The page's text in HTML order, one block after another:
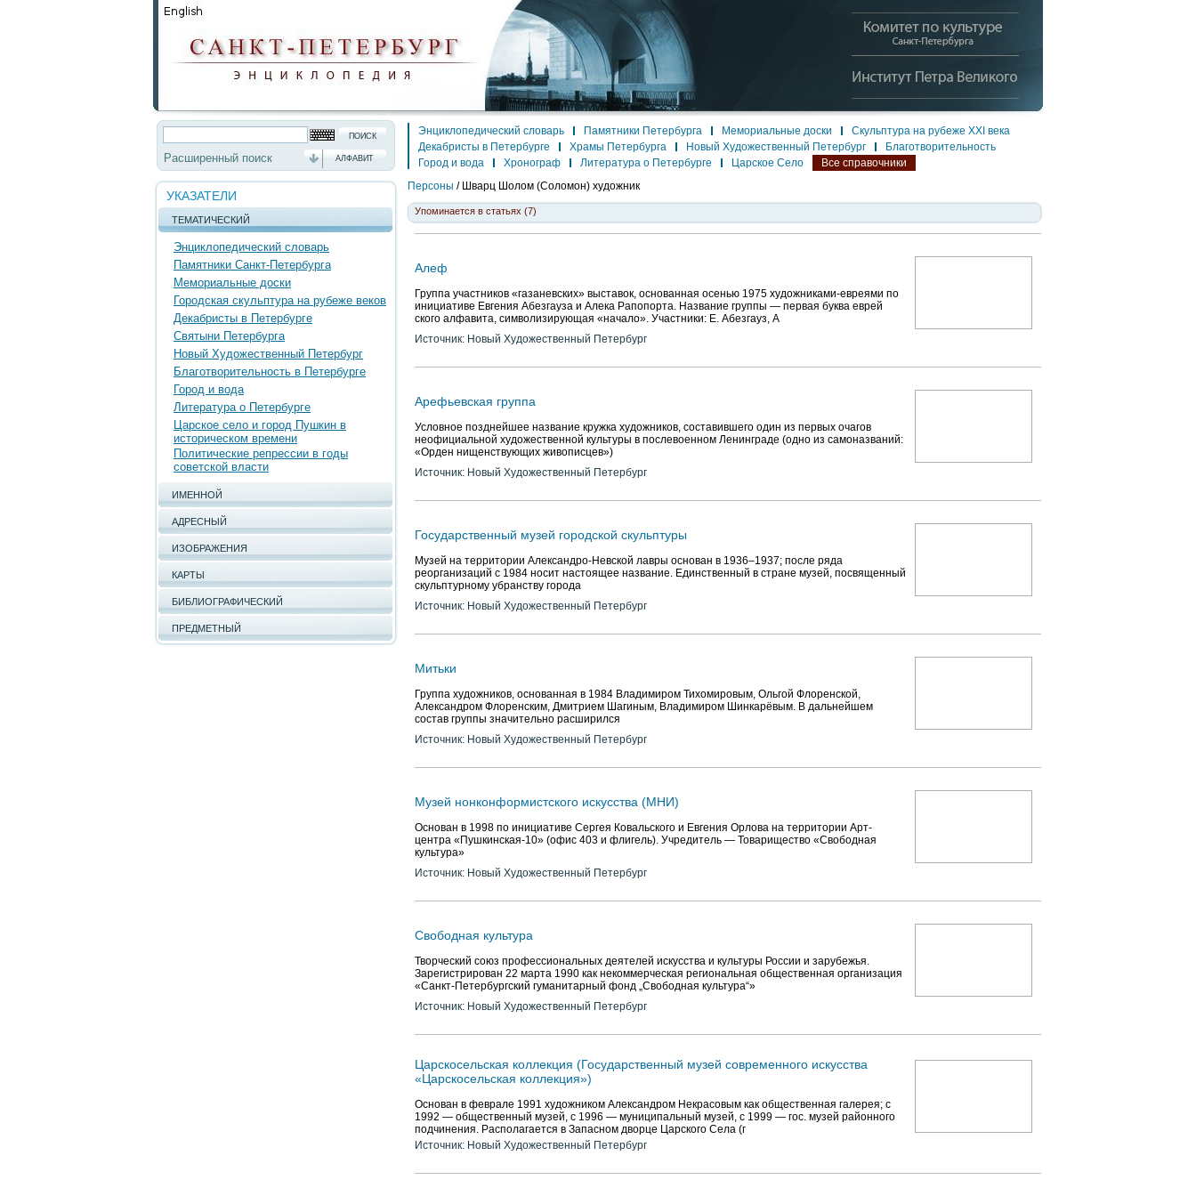
Расширенный поиск АЛФАВИТ
УКАЗАТЕЛИ
ТЕМАТИЧЕСКИЙ
Энциклопедический словарь
Памятники Санкт-Петербурга
Мемориальные доски
Городская скульптура на рубеже веков
Декабристы в Петербурге
Святыни Петербурга
Новый Художественный Петербург
Благотворительность в Петербурге
Город и вода
Литература о Петербурге
Царское село и город Пушкин в
историческом времени
Политические репрессии в годы
советской власти
ИМЕННОЙ
АДРЕСНЫЙ
ИЗОБРАЖЕНИЯ
КАРТЫ
БИБЛИОГРАФИЧЕСКИЙ
ПРЕДМЕТНЫЙ
Энциклопедический словарь Памятники Петербурга Мемориальные доски
Скульптура на рубеже XXI века
Декабристы в Петербурге
Храмы Петербурга Новый Художественный Петербург
Благотворительность
Город и вода
Хронограф Литература о Петербурге Царское Село
Все справочники
Персоны / Шварц Шолом (Соломон) художник
Упоминается в статьях (7)
Алеф
Группа участников «газаневских» выставок, основанная осенью 1975 художниками-евреями по
инициативе Евгения Абезгауза и Алека Рапопорта. Название группы — первая буква еврей
ского алфавита, символизирующая «начало». Участники: Е. Абезгауз, А
Источник: Новый Художественный Петербург
Арефьевская группа
Условное позднейшее название кружка художников, составившего один из первых очагов
неофициальной художественной культуры в послевоенном Ленинграде (одно из самоназваний:
«Орден нищенствующих живописцев»)
Источник: Новый Художественный Петербург
Государственный музей городской скульптуры
Музей на территории Александро-Невской лавры основан в 1936–1937; после ряда
реорганизаций с 1984 носит настоящее название. Единственный в стране музей, посвященный
скульптурному убранству города
Источник: Новый Художественный Петербург
Митьки
Группа художников, основанная в 1984 Владимиром Тихомировым, Ольгой Флоренской,
Александром Флоренским, Дмитрием Шагиным, Владимиром Шинкарёвым. В дальнейшем
состав группы значительно расширился
Источник: Новый Художественный Петербург
Музей нонконформистского искусства (МНИ)
Основан в 1998 по инициативе Сергея Ковальского и Евгения Орлова на территории Арт-
центра «Пушкинская-10» (офис 403 и флигель). Учредитель — Товарищество «Свободная
культура»
Источник: Новый Художественный Петербург
Свободная культура
Творческий союз профессиональных деятелей искусства и культуры России и зарубежья.
Зарегистрирован 22 марта 1990 как некоммерческая региональная общественная организация
«Санкт-Петербургский гуманитарный фонд „Свободная культура“»
Источник: Новый Художественный Петербург
Царскосельская коллекция (Государственный музей современного искусства
«Царскосельская коллекция»)
Основан в феврале 1991 художником Александром Некрасовым как общественная галерея; с
1992 — общественный музей, с 1996 — муниципальный музей, с 1999 — гос. музей районного
подчинения. Располагается в Запасном дворце Царского Села (г
Источник: Новый Художественный Петербург